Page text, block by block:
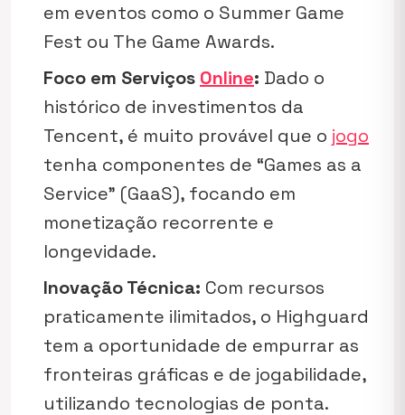
em eventos como o Summer Game
Fest ou The Game Awards.
Foco em Serviços Online: Dado o
histórico de investimentos da
Tencent, é muito provável que o jogo
tenha componentes de “Games as a
Service” (GaaS), focando em
monetização recorrente e
longevidade.
Inovação Técnica: Com recursos
praticamente ilimitados, o Highguard
tem a oportunidade de empurrar as
fronteiras gráficas e de jogabilidade,
utilizando tecnologias de ponta.